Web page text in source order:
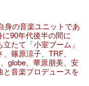
身の音楽ユニットであ
90年代後半の間に
たて「小室ブーム」
篠原涼子、TRF、
globe、華原朋美、安
音楽プロデュースを